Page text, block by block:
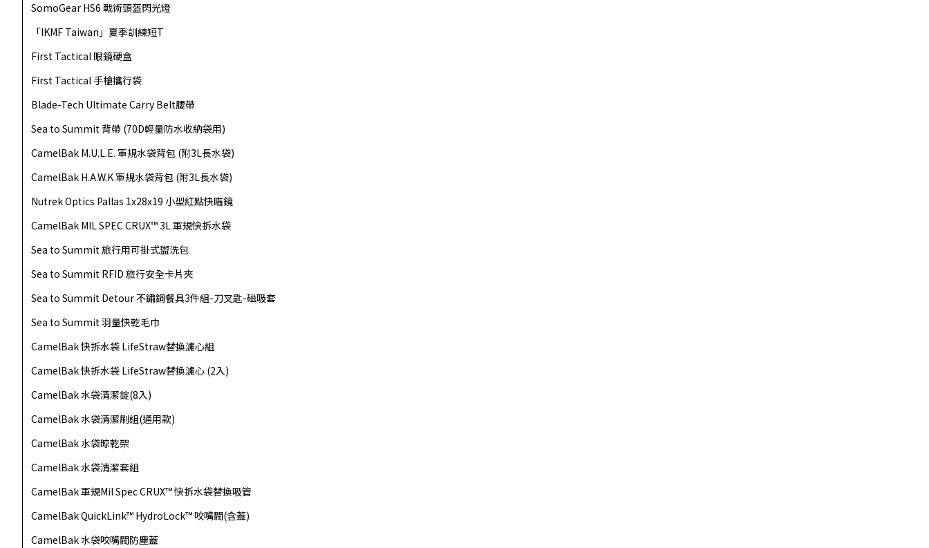
SomoGear HS6 戰術頭盔閃光燈
「IKMF Taiwan」夏季訓練短T
First Tactical 眼鏡硬盒
First Tactical 手槍攜行袋
Blade-Tech Ultimate Carry Belt腰帶
Sea to Summit 背帶 (70D輕量防水收納袋用)
CamelBak M.U.L.E. 軍規水袋背包 (附3L長水袋)
CamelBak H.A.W.K 軍規水袋背包 (附3L長水袋)
Nutrek Optics Pallas 1x28x19 小型紅點快瞄鏡
CamelBak MIL SPEC CRUX™ 3L 軍規快拆水袋
Sea to Summit 旅行用可掛式盥洗包
Sea to Summit RFID 旅行安全卡片夾
Sea to Summit Detour 不鏽鋼餐具3件組-刀叉匙-磁吸套
Sea to Summit 羽量快乾毛巾
CamelBak 快拆水袋 LifeStraw替換濾心組
CamelBak 快拆水袋 LifeStraw替換濾心 (2入)
CamelBak 水袋清潔錠(8入)
CamelBak 水袋清潔刷組(通用款)
CamelBak 水袋晾乾架
CamelBak 水袋清潔套組
CamelBak 軍規Mil Spec CRUX™ 快拆水袋替換吸管
CamelBak QuickLink™ HydroLock™ 咬嘴閥(含蓋)
CamelBak 水袋咬嘴閥防塵蓋